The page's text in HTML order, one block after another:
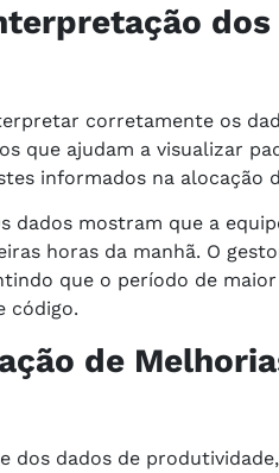
dos
corretamente os
que ajudam a visualizar
informados na alocação
dados mostram que a
horas da manhã. O
que o período de
código.
de
dos dados de